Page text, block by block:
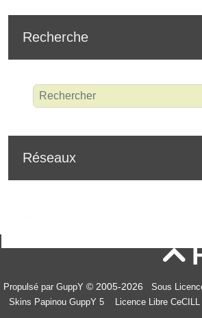
Recherche
Réseaux

Propulsé par GuppY © 2005-2026
Sous
Skins Papinou GuppY 5
Licence Libre CeCILL